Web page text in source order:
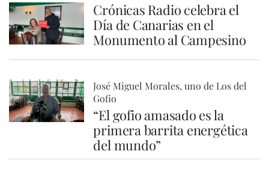
Crónicas Radio celebra el
Día de Canarias en el
Monumento al Campesino
José Miguel Morales, uno de Los del
Gofio
“El gofio amasado es la
primera barrita energética
del mundo”